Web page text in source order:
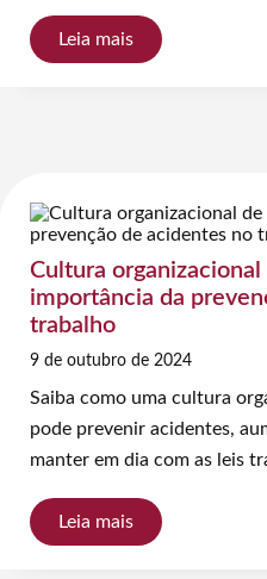
Leia mais
Cultura organizacional
importância da
trabalho
9 de outubro de 2024
Saiba como uma cultura
pode prevenir acidentes,
manter em dia com as leis
Leia mais